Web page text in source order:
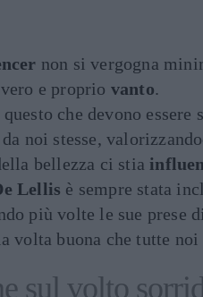
non si vergogna
e proprio vanto.
questo che devono
noi stesse,
bellezza ci stia
Lellis è sempre stata
più volte le sue prese
volta buona che tutte
sul volto